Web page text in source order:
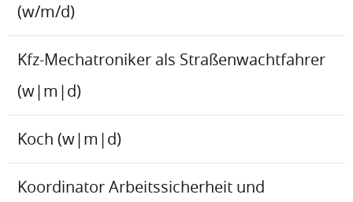
(w/m/d)
Kfz-Mechatroniker als Straßenwachtfahrer
(w|m|d)
Koch (w|m|d)
Koordinator Arbeitssicherheit und